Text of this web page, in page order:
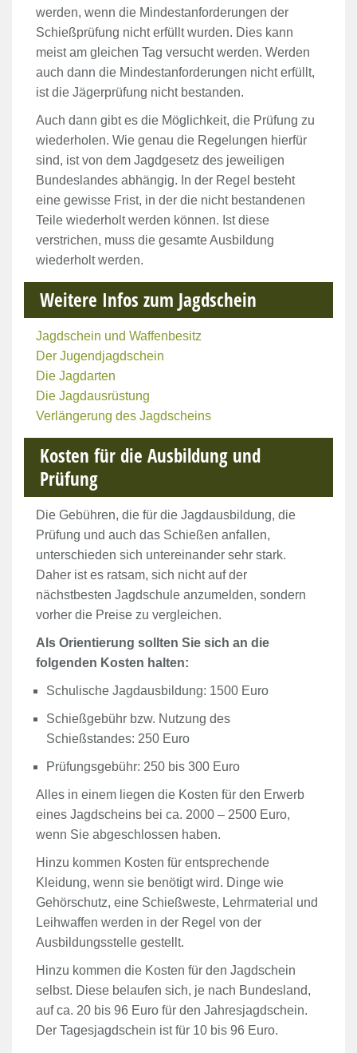
werden, wenn die Mindestanforderungen der
Schießprüfung nicht erfüllt wurden. Dies kann
meist am gleichen Tag versucht werden. Werden
auch dann die Mindestanforderungen nicht erfüllt,
ist die Jägerprüfung nicht bestanden.
Auch dann gibt es die Möglichkeit, die Prüfung zu
wiederholen. Wie genau die Regelungen hierfür
sind, ist von dem Jagdgesetz des jeweiligen
Bundeslandes abhängig. In der Regel besteht
eine gewisse Frist, in der die nicht bestandenen
Teile wiederholt werden können. Ist diese
verstrichen, muss die gesamte Ausbildung
wiederholt werden.
Weitere Infos zum Jagdschein
Jagdschein und Waffenbesitz
Der Jugendjagdschein
Die Jagdarten
Die Jagdausrüstung
Verlängerung des Jagdscheins
Kosten für die Ausbildung und
Prüfung
Die Gebühren, die für die Jagdausbildung, die
Prüfung und auch das Schießen anfallen,
unterschieden sich untereinander sehr stark.
Daher ist es ratsam, sich nicht auf der
nächstbesten Jagdschule anzumelden, sondern
vorher die Preise zu vergleichen.
Als Orientierung sollten Sie sich an die
folgenden Kosten halten:
Schulische Jagdausbildung: 1500 Euro
Schießgebühr bzw. Nutzung des
Schießstandes: 250 Euro
Prüfungsgebühr: 250 bis 300 Euro
Alles in einem liegen die Kosten für den Erwerb
eines Jagdscheins bei ca. 2000 – 2500 Euro,
wenn Sie abgeschlossen haben.
Hinzu kommen Kosten für entsprechende
Kleidung, wenn sie benötigt wird. Dinge wie
Gehörschutz, eine Schießweste, Lehrmaterial und
Leihwaffen werden in der Regel von der
Ausbildungsstelle gestellt.
Hinzu kommen die Kosten für den Jagdschein
selbst. Diese belaufen sich, je nach Bundesland,
auf ca. 20 bis 96 Euro für den Jahresjagdschein.
Der Tagesjagdschein ist für 10 bis 96 Euro.